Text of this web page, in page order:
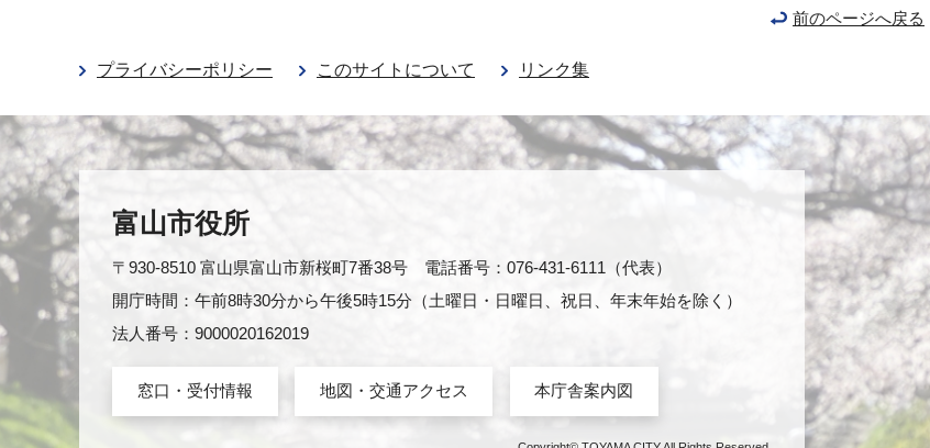
前のページへ戻る
プライバシーポリシー このサイトについて リンク集
富山市役所
〒930-8510 富山県富山市新桜町7番38号 電話番号：076-431-6111（代表）
開庁時間：午前8時30分から午後5時15分（土曜日・日曜日、祝日、年末年始を除く）
法人番号：9000020162019
窓口・受付情報 地図・交通アクセス 本庁舎案内図